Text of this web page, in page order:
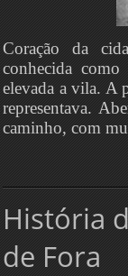
Coração da
conhecida
elevada a vila. A
representava.
caminho, com
História
de Fora